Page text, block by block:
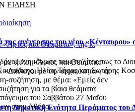
ΕΙΔΗΣΗ
ανέγερσης του νέου
ενημέρωσε τους πολίτες πως το
Ηλίας Τάφας και Σωτήρης
Δημοτική Ενότητα Περάματος του
«Άρτος και Θεάματα», της κ.
τίτλο: «Άρτος και Θεάματα:
με την αρχαιότητα», οι
συζήτηση, με θέμα: «Εμείς δεν
για τα βίαια θεάματα
του Σαββάτου 27 Μαΐου
στην Αθήνα.